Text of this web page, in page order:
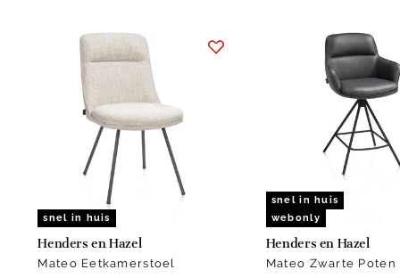
snel in huis
Henders en Hazel
Mateo Eetkamerstoel
snel in huis
webonly
Henders en Hazel
Mateo Zwarte